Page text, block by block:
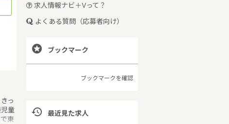
っ
童
東
求人情報ナビ＋Vって？
よくある質問（応募者向け）
 ブックマーク
ブックマークを確認
 最近見た求人